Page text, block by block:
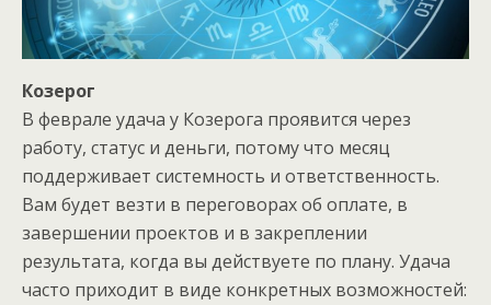
Козерог
В феврале удача у Козерога проявится через
работу, статус и деньги, потому что месяц
поддерживает системность и ответственность.
Вам будет везти в переговорах об оплате, в
завершении проектов и в закреплении
результата, когда вы действуете по плану. Удача
часто приходит в виде конкретных возможностей: